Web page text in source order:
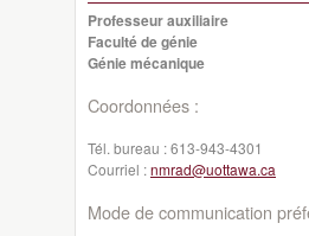
Professeur auxiliaire
Faculté de génie
Génie mécanique
Coordonnées :
Tél. bureau :613-943-4301
Courriel :nmrad@uottawa.ca
Mode de communication